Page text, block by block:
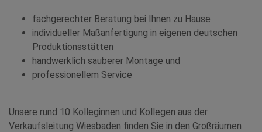
fachgerechter Beratung bei Ihnen zu Hause
individueller Maßanfertigung in eigenen deutschen
Produktionsstätten
handwerklich sauberer Montage und
professionellem Service
Unsere rund 10 Kolleginnen und Kollegen aus der
Verkaufsleitung Wiesbaden finden Sie in den Großräumen